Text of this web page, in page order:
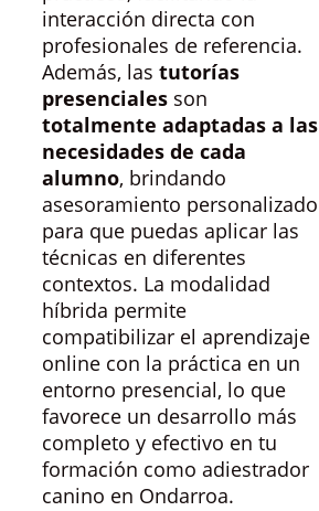
interacción directa con
profesionales de referencia.
Además, las tutorías
presenciales son
totalmente adaptadas a las
necesidades de cada
alumno, brindando
asesoramiento personalizado
para que puedas aplicar las
técnicas en diferentes
contextos. La modalidad
híbrida permite
compatibilizar el aprendizaje
online con la práctica en un
entorno presencial, lo que
favorece un desarrollo más
completo y efectivo en tu
formación como adiestrador
canino en Ondarroa.